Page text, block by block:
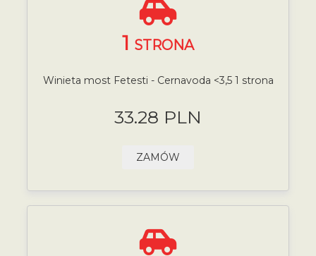
1 STRONA
Winieta most Fetesti - Cernavoda <3,5 1 strona
33.28 PLN
ZAMÓW